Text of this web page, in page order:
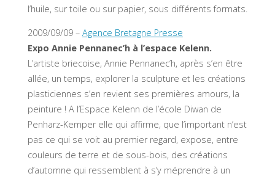
l’huile, sur toile ou sur papier, sous différents formats.
2009/09/09 – Agence Bretagne Presse
Expo Annie Pennanec’h à l’espace Kelenn.
L’artiste briecoise, Annie Pennanec’h, après s’en être
allée, un temps, explorer la sculpture et les créations
plasticiennes s’en revient ses premières amours, la
peinture ! A l’Espace Kelenn de l’école Diwan de
Penharz-Kemper elle qui affirme, que l’important n’est
pas ce qui se voit au premier regard, expose, entre
couleurs de terre et de sous-bois, des créations
d’automne qui ressemblent à s’y méprendre à un